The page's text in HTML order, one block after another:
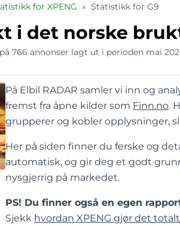
for XPENG » Statistikk for G9
i det norske
766 annonser lagt ut i perioden mai
På Elbil RADAR samler vi inn og
fremst fra åpne kilder som Finn.no.
grupperer og kobler opplysninger,
Her på siden finner du ferske og
automatisk, og gir deg et godt
nysgjerrig på markedet.
PS! Du finner også en egen
Sjekk hvordan XPENG gjør det